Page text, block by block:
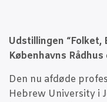
Udstil­lin­gen “Fol­ket,
Køben­havns
Den nu afdø­de
Hebrew Uni­ver­si­ty i